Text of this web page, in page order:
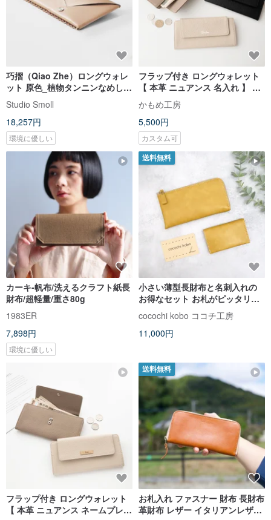
巧摺（Qiao Zhe）ロングウォレ
ット 原色_植物タンニンなめし革
カードケース/小銭入れ【完成
品】
Studio Smoll
18,257円
環境に優しい
フラップ付き ロングウォレット
【 本革 ニュアンス 名入れ 】 長
財布 財布 薄型 ウォレット ニュ
アンスカラー 文字入れ HR59U
かもめ工房
5,500円
カスタム可
カーキ-帆布/洗えるクラフト紙長
財布/超軽量/重さ80g
1983ER
7,898円
環境に優しい
送料無料
小さい薄型長財布と名刺入れの
お得なセット お札がピッタリは
い 超軽量で水や傷に強い丈夫
な上質人工皮革製
cocochi kobo ココチ工房
11,000円
フラップ付き ロングウォレット
【 本革 ニュアンス ネームプレー
送料無料
お札入れ ファスナー 財布 長財布
革財布 レザー イタリアンレザー